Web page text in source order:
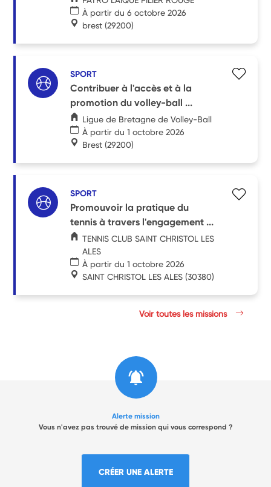
À partir du 6 octobre 2026
brest (29200)
SPORT
Contribuer à l'accès et à la
promotion du volley-ball ...
Ligue de Bretagne de Volley-Ball
À partir du 1 octobre 2026
Brest (29200)
SPORT
Promouvoir la pratique du
tennis à travers l'engagement ...
TENNIS CLUB SAINT CHRISTOL LES
ALES
À partir du 1 octobre 2026
SAINT CHRISTOL LES ALES (30380)
Voir toutes les missions
Alerte mission
Vous n'avez pas trouvé de mission qui vous correspond ?
CRÉER UNE ALERTE